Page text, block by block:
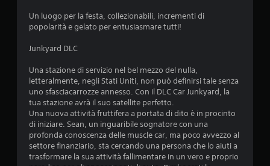
Un luogo per la festa, collezionabili, incrementi di
popolarità e gelato per entusiasmare tutti!
Junkyard DLC
Una stazione di servizio nel bel mezzo del nulla,
letteralmente, negli Stati Uniti, non può definirsi tale senza
uno sfasciacarrozze annesso. Con il DLC Car Junkyard, la
tua stazione avrà il suo satellite perfetto.
Una nuova attività fruttifera a portata di dito è in procinto
di iniziare. Sean, un inguaribile sognatore con una
profonda conoscenza delle muscle car, ma poco avvezzo al
settore finanziario, sta cercando una persona che lo aiuti a
trasformare la sua attività fallimentare in un vero e proprio